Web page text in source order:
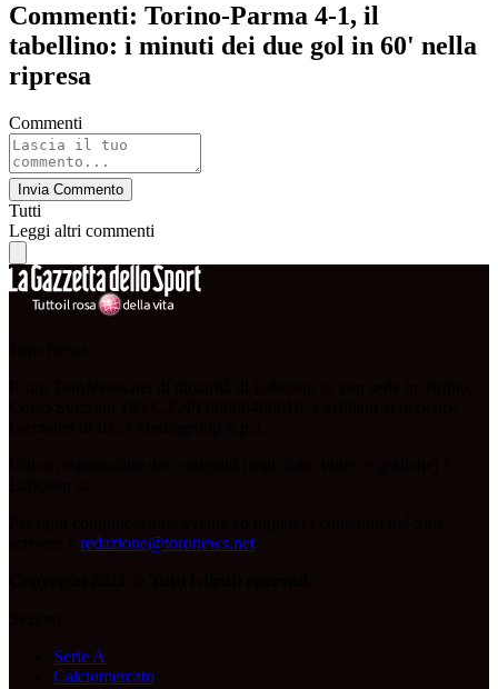
Commenti: Torino-Parma 4-1, il
tabellino: i minuti dei due gol in 60' nella
ripresa
Commenti
Invia Commento
Tutti
Leggi altri commenti
redazione@toronews.net
Serie A
Calciomercato